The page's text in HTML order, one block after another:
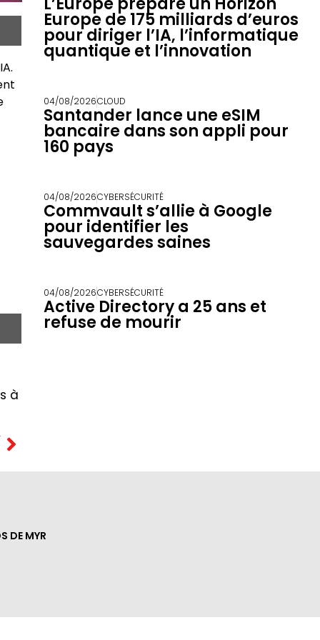
à
Europe de 175 milliards d’euros
pour diriger l’IA, l’informatique
quantique et l’innovation
04/08/2026CLOUD
Santander lance une eSIM
bancaire dans son appli pour
160 pays
04/08/2026CYBERSÉCURITÉ
Commvault s’allie à Google
pour identifier les
sauvegardes saines
04/08/2026CYBERSÉCURITÉ
Active Directory a 25 ans et
refuse de mourir
DE MYR